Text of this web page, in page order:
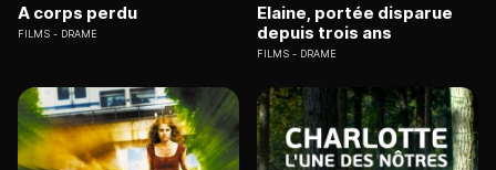
A corps perdu
FILMS DRAME
Elaine, portée disparue
depuis trois ans
FILMS DRAME